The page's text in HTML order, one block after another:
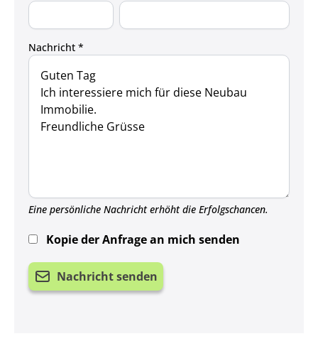
Nachricht *
Eine persönliche Nachricht erhöht die Erfolgschancen.
Kopie der Anfrage an mich senden
Nachricht senden